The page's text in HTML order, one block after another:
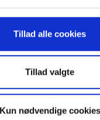
du har givet
din brug af deres
Tillad alle cookies
Tillad valgte
Kun nødvendige cookies